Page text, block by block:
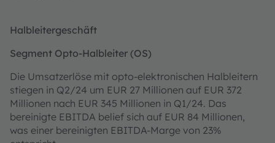
Halbleitergeschäft
Segment Opto-Halbleiter (OS)
Die Umsatzerlöse mit opto-elektronischen Halbleitern
stiegen in Q2/24 um EUR 27 Millionen auf EUR 372
Millionen nach EUR 345 Millionen in Q1/24. Das
bereinigte EBITDA belief sich auf EUR 84 Millionen,
was einer bereinigten EBITDA-Marge von 23%